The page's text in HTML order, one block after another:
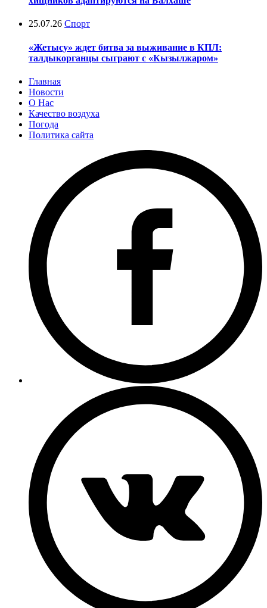
25.07.26 Спорт
«Жетысу» ждет битва за выживание в КПЛ:
талдыкорганцы сыграют с «Кызылжаром»
Главная
Новости
О Нас
Качество воздуха
Погода
Политика сайта